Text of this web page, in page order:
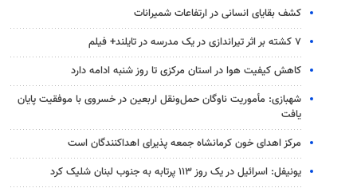
کشف بقایای انسانی در ارتفاعات شمیرانات
۷ کشته بر اثر تیراندازی در یک مدرسه در تایلند+ فیلم
کاهش کیفیت هوا در استان مرکزی تا روز شنبه ادامه دارد
شهبازی: مأموریت ناوگان حمل‌ونقل اربعین در خسروی با موفقیت پایان
یافت
مرکز اهدای خون کرمانشاه جمعه پذیرای اهداکنندگان است
یونیفل: اسرائیل در یک روز ۱۱۳ پرتابه به جنوب لبنان شلیک کرد